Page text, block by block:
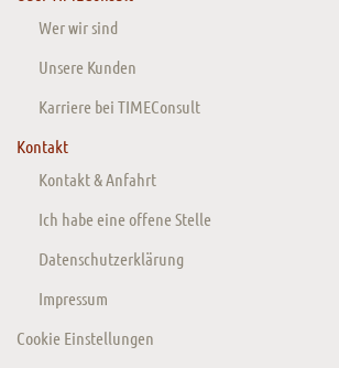
Wer wir sind
Unsere Kunden
Karriere bei TIMEConsult
Kontakt
Kontakt & Anfahrt
Ich habe eine offene Stelle
Datenschutzerklärung
Impressum
Cookie Einstellungen